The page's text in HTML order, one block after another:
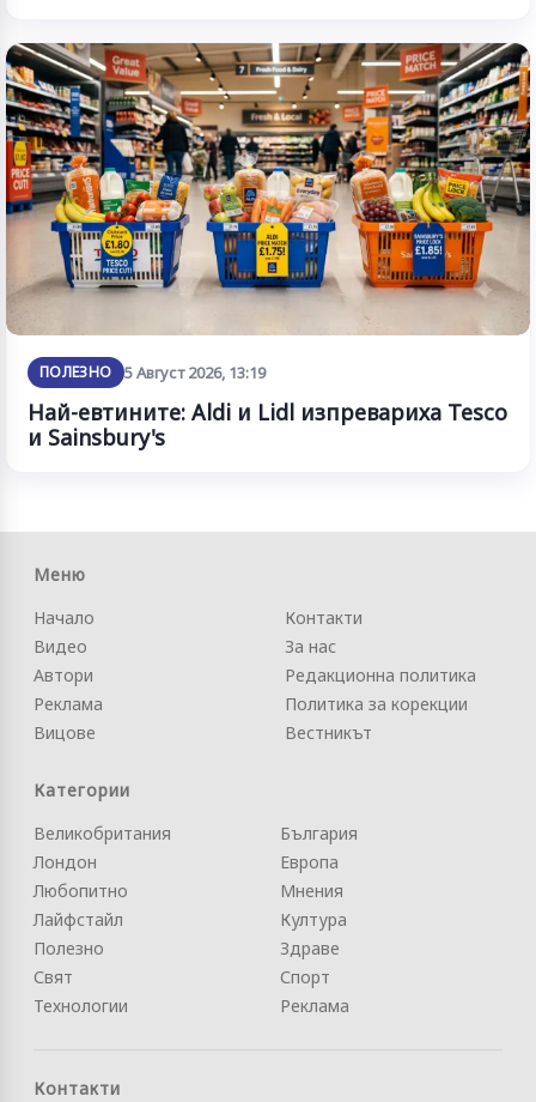
ПОЛЕЗНО 5 Август 2026, 13:19
Най-евтините: Aldi и Lidl изпревариха Tesco
и Sainsbury's
Меню
Начало
Видео
Автори
Реклама
Вицове
Контакти
За нас
Редакционна политика
Политика за корекции
Вестникът
Категории
Великобритания
Лондон
Любопитно
Лайфстайл
Полезно
Свят
Технологии
България
Европа
Мнения
Култура
Здраве
Спорт
Реклама
Контакти